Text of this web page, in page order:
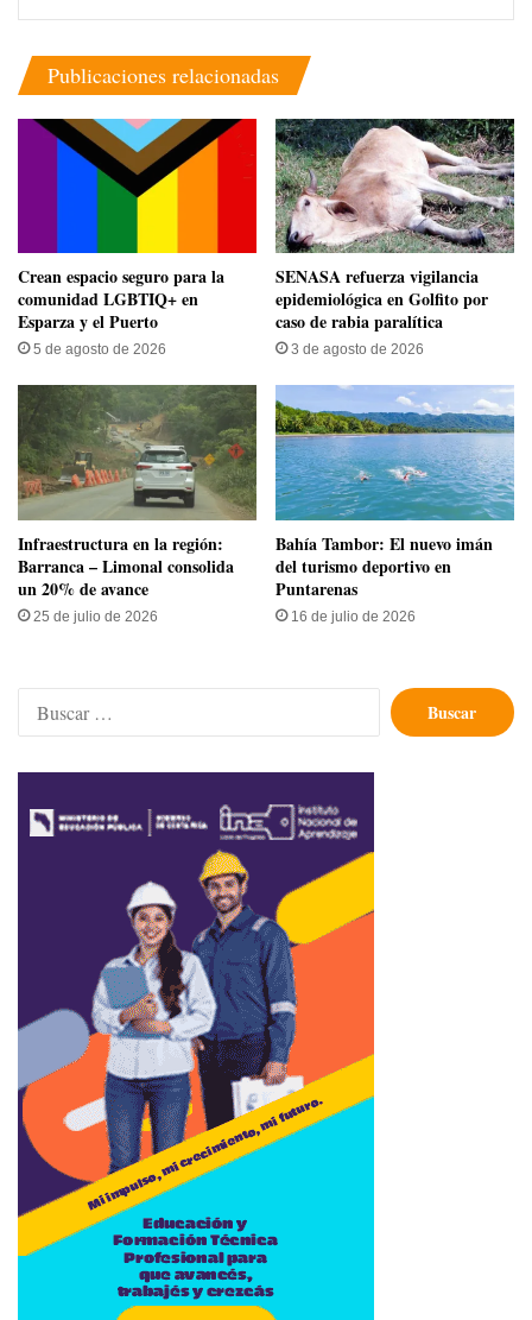
Publicaciones relacionadas
Crean espacio seguro para la
comunidad LGBTIQ+ en
Esparza y el Puerto
5 de agosto de 2026
SENASA refuerza vigilancia
epidemiológica en Golfito por
caso de rabia paralítica
3 de agosto de 2026
Infraestructura en la región:
Barranca – Limonal consolida
un 20% de avance
25 de julio de 2026
Bahía Tambor: El nuevo imán
del turismo deportivo en
Puntarenas
16 de julio de 2026
Buscar: